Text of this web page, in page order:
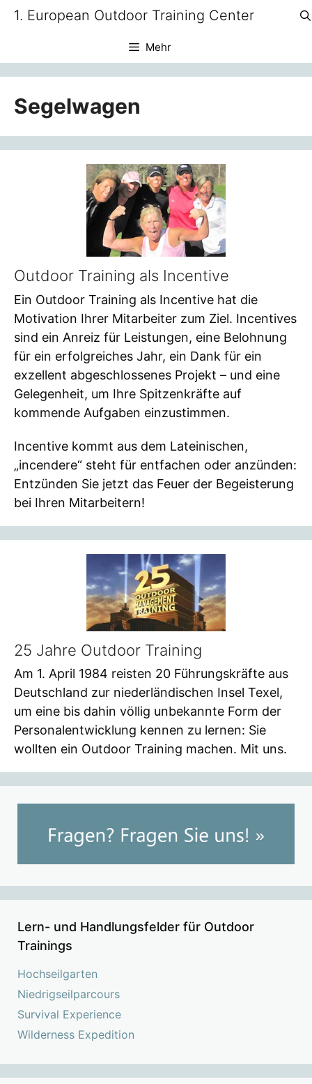
Zum1. European Outdoor Training Center
Mehr
Segelwagen
Outdoor Training als Incentive
Ein Outdoor Training als Incentive hat die
Motivation Ihrer Mitarbeiter zum Ziel. Incentives
sind ein Anreiz für Leistungen, eine Belohnung
für ein erfolgreiches Jahr, ein Dank für ein
exzellent abgeschlossenes Projekt – und eine
Gelegenheit, um Ihre Spitzenkräfte auf
kommende Aufgaben einzustimmen.
Incentive kommt aus dem Lateinischen,
„incendere“ steht für entfachen oder anzünden:
Entzünden Sie jetzt das Feuer der Begeisterung
bei Ihren Mitarbeitern!
25 Jahre Outdoor Training
Am 1. April 1984 reisten 20 Führungskräfte aus
Deutschland zur niederländischen Insel Texel,
um eine bis dahin völlig unbekannte Form der
Personalentwicklung kennen zu lernen: Sie
wollten ein Outdoor Training machen. Mit uns.
Lern- und Handlungsfelder für Outdoor
Trainings
Hochseilgarten
Niedrigseilparcours
Survival Experience
Wilderness Expedition